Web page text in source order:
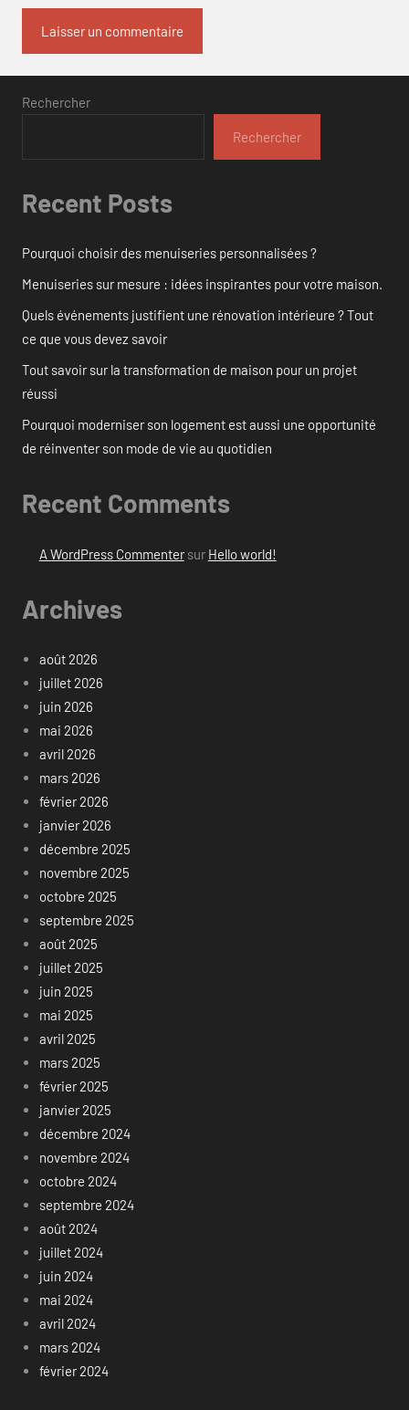
Rechercher
Rechercher
Recent Posts
Pourquoi choisir des menuiseries personnalisées ?
Menuiseries sur mesure : idées inspirantes pour votre maison.
Quels événements justifient une rénovation intérieure ? Tout
ce que vous devez savoir
Tout savoir sur la transformation de maison pour un projet
réussi
Pourquoi moderniser son logement est aussi une opportunité
de réinventer son mode de vie au quotidien
Recent Comments
A WordPress Commentersur Hello world!
Archives
août 2026
juillet 2026
juin 2026
mai 2026
avril 2026
mars 2026
février 2026
janvier 2026
décembre 2025
novembre 2025
octobre 2025
septembre 2025
août 2025
juillet 2025
juin 2025
mai 2025
avril 2025
mars 2025
février 2025
janvier 2025
décembre 2024
novembre 2024
octobre 2024
septembre 2024
août 2024
juillet 2024
juin 2024
mai 2024
avril 2024
mars 2024
février 2024